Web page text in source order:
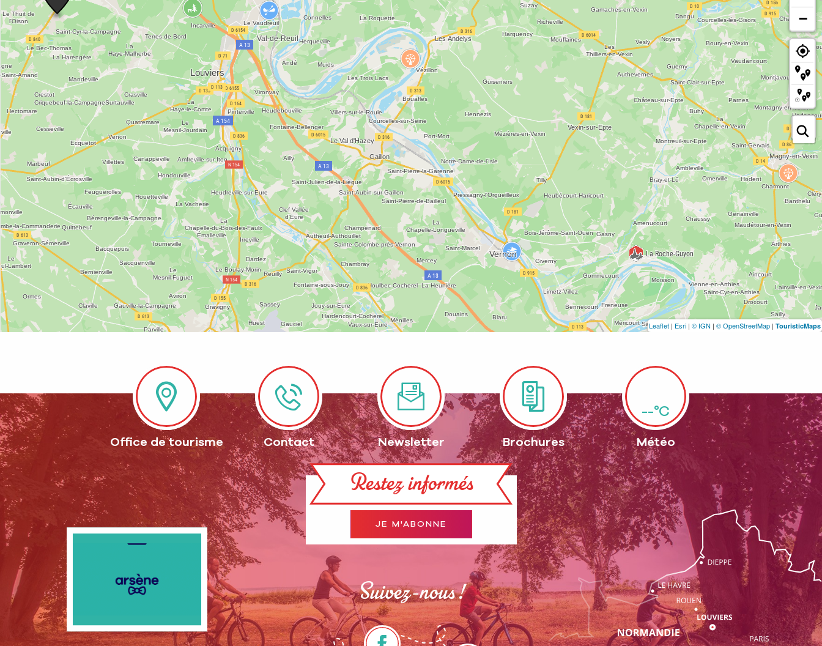
−
Leaflet | Esri | © IGN | © OpenStreetMap | TouristicMaps
Office de tourisme Contact Newsletter Brochures
--°C
Météo
Restez informés
JE M'ABONNE
Suivez-nous !